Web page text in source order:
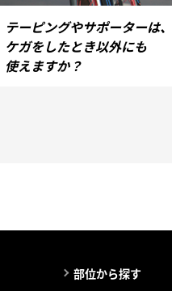
テーピングやサポーターは、
ケガをしたとき以外にも
使えますか？
部位から探す